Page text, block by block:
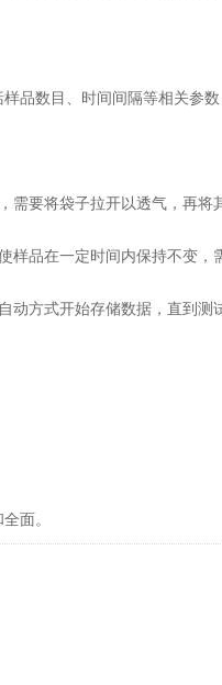
数目、时间间隔等相关参数
要将袋子拉开以透气，再将
品在一定时间内保持不变，
方式开始存储数据，直到测
面。